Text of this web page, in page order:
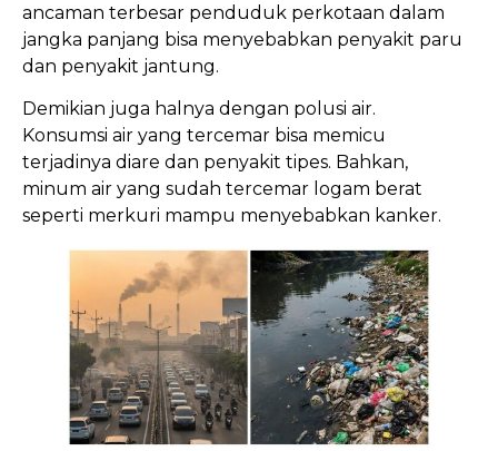
ancaman terbesar penduduk perkotaan dalam
jangka panjang bisa menyebabkan penyakit paru
dan penyakit jantung.
Demikian juga halnya dengan polusi air.
Konsumsi air yang tercemar bisa memicu
terjadinya diare dan penyakit tipes. Bahkan,
minum air yang sudah tercemar logam berat
seperti merkuri mampu menyebabkan kanker.